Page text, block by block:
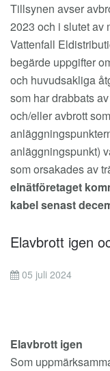
Tillsynen avser
2023 och i slutet av
Vattenfall
begärde uppgifter
och huvudsakliga
som har drabbats
och/eller avbrott
anläggningspunkt)
som orsakades av
elnätföretaget
kabel senast
Elavbrott igen
05 juli 2024
Elavbrott igen
Som